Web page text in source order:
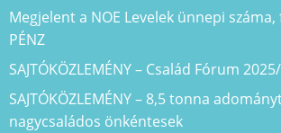
Megjelent a NOE Levelek ünnepi
PÉNZ
SAJTÓKÖZLEMÉNY – Család Fórum
SAJTÓKÖZLEMÉNY – 8,5 tonna
nagycsaládos önkéntesek